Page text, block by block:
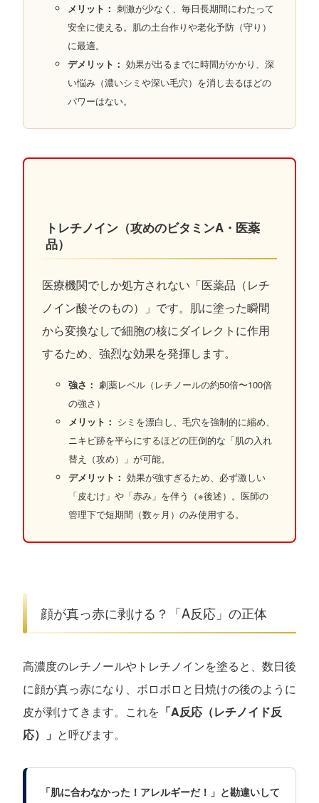
メリット： 刺激が少なく、毎日長期間にわたって
安全に使える。肌の土台作りや老化予防（守り）
に最適。
デメリット： 効果が出るまでに時間がかかり、深
い悩み（濃いシミや深い毛穴）を消し去るほどの
パワーはない。
トレチノイン（攻めのビタミンA・医薬
品）
医療機関でしか処方されない「医薬品（レチ
ノイン酸そのもの）」です。肌に塗った瞬間
から変換なしで細胞の核にダイレクトに作用
するため、強烈な効果を発揮します。
強さ： 劇薬レベル（レチノールの約50倍〜100倍
の強さ）
メリット： シミを漂白し、毛穴を強制的に縮め、
ニキビ跡を平らにするほどの圧倒的な「肌の入れ
替え（攻め）」が可能。
デメリット： 効果が強すぎるため、必ず激しい
「皮むけ」や「赤み」を伴う（※後述）。医師の
管理下で短期間（数ヶ月）のみ使用する。
顔が真っ赤に剥ける？「A反応」の正体
高濃度のレチノールやトレチノインを塗ると、数日後
に顔が真っ赤になり、ボロボロと日焼けの後のように
皮が剥けてきます。これを 「A反応（レチノイド反
応）」 と呼びます。
「肌に合わなかった！アレルギーだ！」と勘違いして